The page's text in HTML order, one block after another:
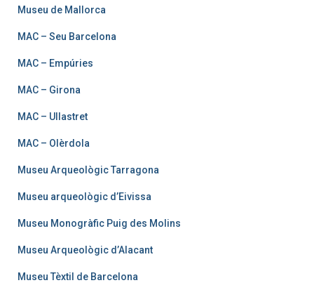
Museu de Mallorca
MAC – Seu Barcelona
MAC – Empúries
MAC – Girona
MAC – Ullastret
MAC – Olèrdola
Museu Arqueològic Tarragona
Museu arqueològic d’Eivissa
Museu Monogràfic Puig des Molins
Museu Arqueològic d’Alacant
Museu Tèxtil de Barcelona